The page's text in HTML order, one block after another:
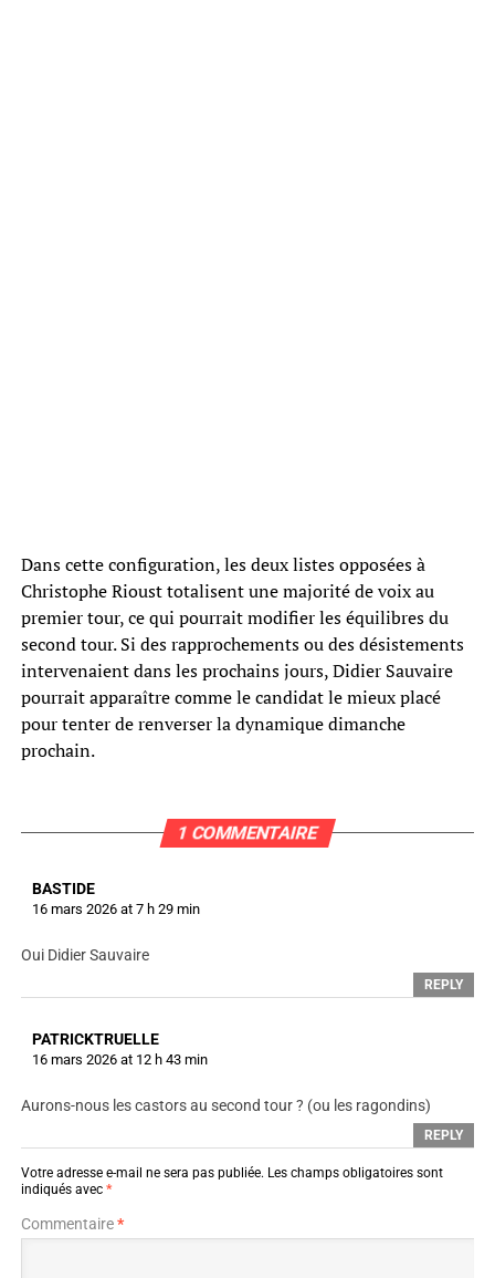
Dans cette configuration, les deux listes opposées à
Christophe Rioust totalisent une majorité de voix au
premier tour, ce qui pourrait modifier les équilibres du
second tour. Si des rapprochements ou des désistements
intervenaient dans les prochains jours, Didier Sauvaire
pourrait apparaître comme le candidat le mieux placé
pour tenter de renverser la dynamique dimanche
prochain.
1 COMMENTAIRE
BASTIDE
16 mars 2026 at 7 h 29 min
Oui Didier Sauvaire
REPLY
PATRICKTRUELLE
16 mars 2026 at 12 h 43 min
Aurons-nous les castors au second tour ? (ou les ragondins)
REPLY
Votre adresse e-mail ne sera pas publiée. Les champs obligatoires sont
indiqués avec *
Commentaire*